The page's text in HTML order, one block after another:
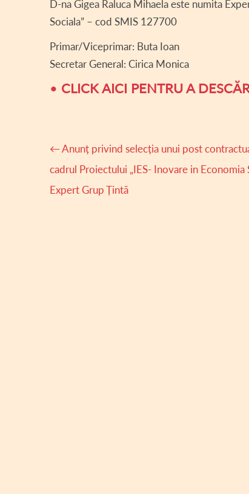
D-na Gigea Raluca Mihaela este numita
Sociala” – cod SMIS 127700
Primar/Viceprimar: Buta Ioan
Secretar General: Cirica Monica
• CLICK AICI PENTRU A
Navigare
articole
←Anunț privind selecția unui post
cadrul Proiectului „IES- Inovare in Economia
Expert Grup Țintă